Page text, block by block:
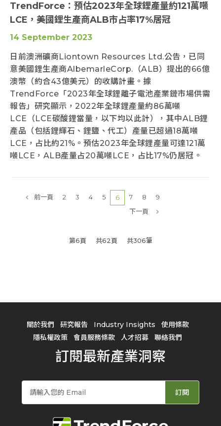
TrendForce：預估2023年全球鋰產量約121萬噸
LCE，美國鋰生產商ALB市占率17%居冠
14 September 2023
日前澳洲礦商Liontown Resources Ltd.公告，已同
意美國鋰生產商AlbemarleCorp.（ALB）提出的66億
澳幣（約合43億美元）的收購計畫。據
TrendForce「2023年全球鋰離子電池產業鏈市場供需
報告」研究顯示，2022年全球鋰產量約86萬噸
LCE（LCE碳酸鋰當量，以下均以此計），其中ALB鋰
產品（包括鋰輝石、鋰鹽、代工）產量已超過18萬噸
LCE，占比約21%。預估2023年全球鋰產量可達121萬
噸LCE，ALB產量占20萬噸LCE，占比17%仍居冠。
前一頁 2 3 4 5 6 7 8
9
下一頁
第6頁 共62頁 共306筆
關於我們 研究報告 Industry Insights
使用條款
隱私權政策
會員服務條款 人才招募 聯絡我們
訂閱最新產業洞察
訂閱